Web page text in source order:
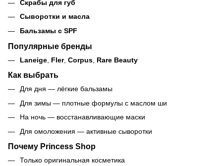
Скрабы для губ
Сыворотки и масла
Бальзамы с SPF
Популярные бренды
Laneige Fler, Corpus Rare Beauty
Как выбрать
Для дня — лёгкие бальзамы
Для зимы — плотные формулы с маслом ши
На ночь — восстанавливающие маски
Для омоложения — активные сыворотки
Почему Princess Shop
Только оригинальная косметика